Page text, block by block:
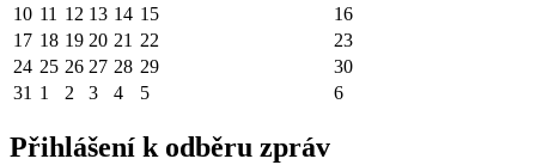
10 11 12 13 14 15
16
17 18 19 20 21 22
23
24 25 26 27 28 29
30
31 1 2 3 4 5 6
Přihlášení k odběru zpráv